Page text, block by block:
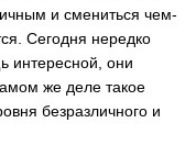
и смениться чем-
Сегодня нередко
интересной, они
же деле такое
безразличного и